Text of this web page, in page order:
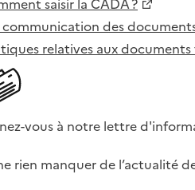
saisir la CADA ?
des
relatives aux
vous à notre lettre
rien manquer de l’actualité